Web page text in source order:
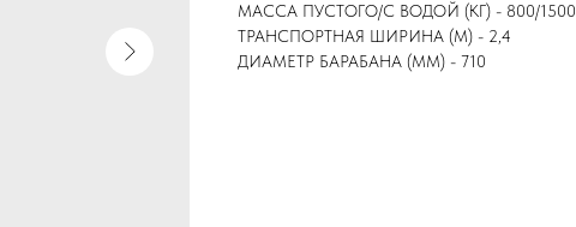
МАССА ПУСТОГО/С ВОДОЙ (КГ) - 800/1500
ТРАНСПОРТНАЯ ШИРИНА (М) - 2,4
ДИАМЕТР БАРАБАНА (ММ) - 710